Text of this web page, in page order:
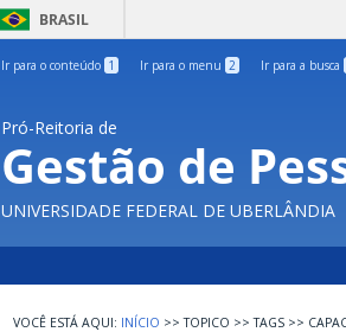
BRASIL
Ir para o conteúdo 1 Ir para o menu 2 Ir para a busca
Pró-Reitoria de
Gestão de
UNIVERSIDADE FEDERAL DE UBERLÂNDIA
INÍCIO >> TOPICO >> TAGS >>